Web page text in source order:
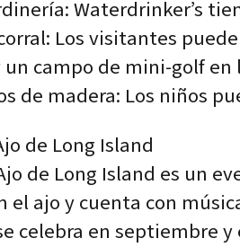
Waterdrinker’s
Los visitantes
un campo de mini-golf
de madera: Los niños
de Long Island
de Long Island es un
el ajo y cuenta con
celebra en septiembre